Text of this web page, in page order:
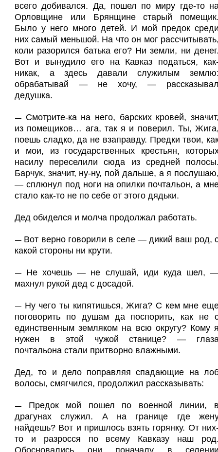
всего добивался. Да, пошел по миру где-то
Орловщине или Брянщине старый
Было у него много детей. И мой предок
них самый меньшой. На что он мог
коли разорился батька его? Ни земли, ни
Вот и вынудило его на Кавказ податься,
никак, а здесь давали служилым
обрабатывай — не хочу, —
дедушка.
— Смотрите-ка на него, барских кровей,
из помещиков… ага, так я и поверил. Ты,
поешь сладко, да не взаправду. Предки твои,
и мои, из государственных крестьян,
насилу переселили сюда из средней
Барчук, значит, ну-ну, пой дальше, а я
— сплюнул под ноги на опилки почтальон, а
стало как-то не по себе от этого дядьки.
Дед обиделся и молча продолжал работать.
— Вот верно говорили в селе — дикий ваш род,
какой стороны ни крути.
— Не хочешь — не слушай, иди куда шел,
махнул рукой дед с досадой.
— Ну чего ты кипятишься, Жига? С кем мне
поговорить по душам да поспорить, как не
единственным земляком на всю округу? Кому
нужен в этой чужой станице? —
почтальона стали притворно влажными.
Дед, то и дело поправляя спадающие на
волосы, смягчился, продолжил рассказывать:
— Предок мой пошел по военной линии,
драгунах служил. А на границе где
найдешь? Вот и пришлось взять горянку. От
то и разросся по всему Кавказу наш
Обосновались они поначалу в